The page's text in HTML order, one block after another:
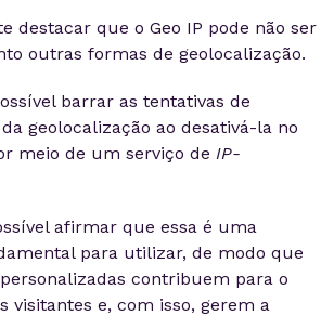
destacar que o Geo IP pode não ser
outras formas de geolocalização.
barrar as tentativas de
geolocalização ao desativá-la no
meio de um serviço de IP-
afirmar que essa é uma
para utilizar, de modo que
contribuem para o
visitantes e, com isso, gerem a